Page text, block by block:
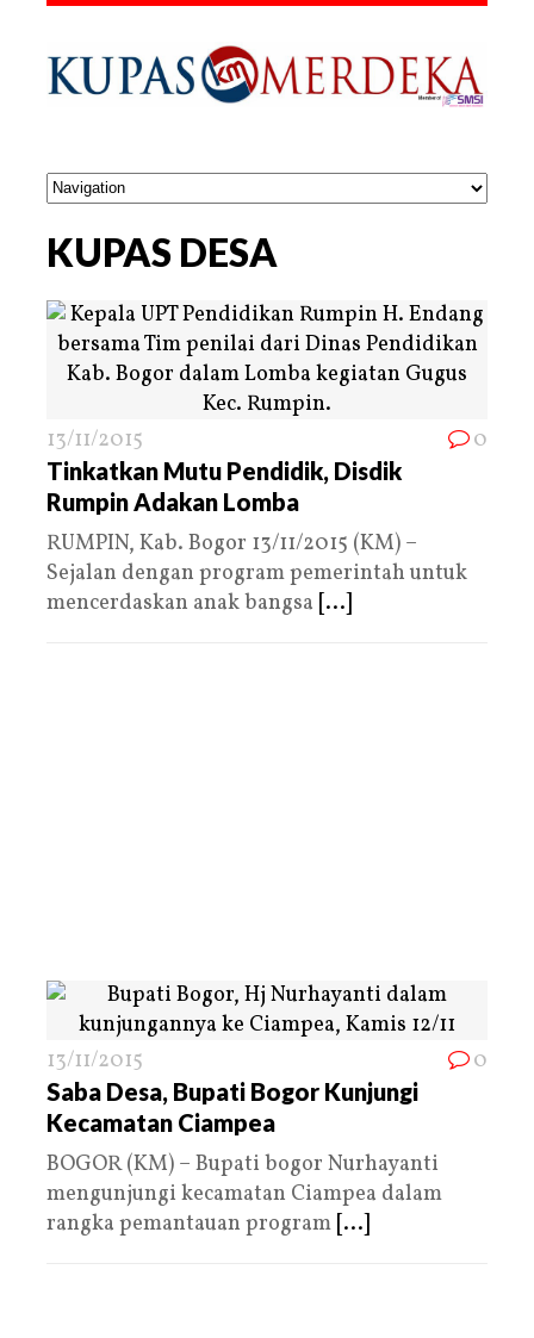
KUPAS DESA
13/11/2015 0
Tinkatkan Mutu Pendidik, Disdik
Rumpin Adakan Lomba
RUMPIN, Kab. Bogor 13/11/2015 (KM) –
Sejalan dengan program pemerintah untuk
mencerdaskan anak bangsa [...]
13/11/2015 0
Saba Desa, Bupati Bogor Kunjungi
Kecamatan Ciampea
BOGOR (KM) – Bupati bogor Nurhayanti
mengunjungi kecamatan Ciampea dalam
rangka pemantauan program [...]